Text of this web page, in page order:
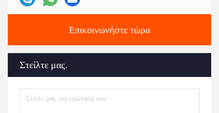
Επικοινωνήστε τώρα
Στείλτε μας.